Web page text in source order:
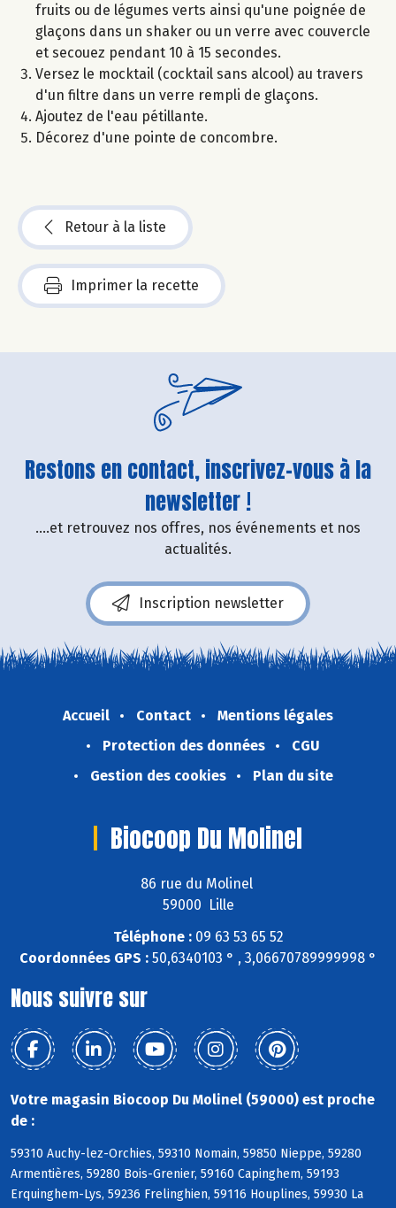
fruits ou de légumes verts ainsi qu'une poignée de
glaçons dans un shaker ou un verre avec couvercle
et secouez pendant 10 à 15 secondes.
Versez le mocktail (cocktail sans alcool) au travers
d'un filtre dans un verre rempli de glaçons.
Ajoutez de l'eau pétillante.
Décorez d'une pointe de concombre.
Retour à la liste
Imprimer la recette
Restons en contact, inscrivez-vous à la
newsletter !
....et retrouvez nos offres, nos événements et nos
actualités.
Inscription newsletter
Accueil Contact
Mentions légales
Protection des données
CGU
Gestion des cookies
Plan du site
Biocoop Du Molinel
86 rue du Molinel
59000 Lille
Téléphone :09 63 53 65 52
Coordonnées GPS : 50,6340103 ° , 3,06670789999998 °
Nous suivre sur
Votre magasin Biocoop Du Molinel (59000) est proche
de :
59310 Auchy-lez-Orchies, 59310 Nomain, 59850 Nieppe, 59280
Armentières, 59280 Bois-Grenier, 59160 Capinghem, 59193
Erquinghem-Lys, 59236 Frelinghien, 59116 Houplines, 59930 La